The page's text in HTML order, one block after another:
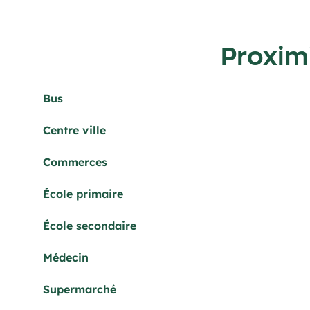
Bus
Centre ville
Commerces
École primaire
École secondaire
Médecin
Supermarché